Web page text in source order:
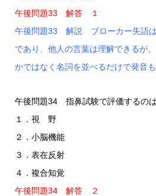
午後問題33 解答 １
午後問題33 解説 ブローカー失語は
であり、他人の言葉は理解できるが
かではなく名詞を並べるだけで発音も
午後問題34 指鼻試験で評価するのは
１．視 野
２．小脳機能
３．表在反射
４．複合知覚
午後問題34 解答 ２